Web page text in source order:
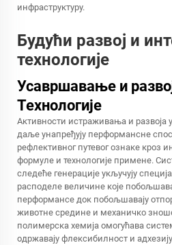
инфраструктуру.
Будући развој и
технологије
Усавршавање и
Технологије
Активности истраживања и развоја
даље унапређују перформансне
рефлективног путевог ознаке кроз
формуле и технологије примене.
следеће генерације укључују
расподеле величине које
перформансе док побољшавају
животне средине и механичко
полимерска хемија омогућава
одржавају флексибилност и